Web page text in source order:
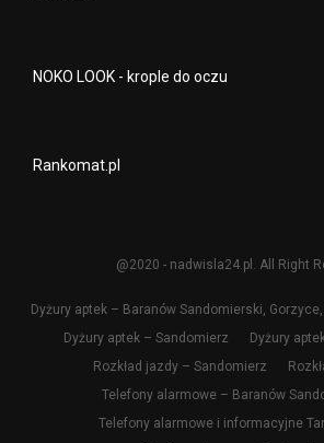
NOKO LOOK - krople do oczu
Rankomat.pl
@2020 - nadwisla24.pl. All Right
Dyżury aptek – Baranów Sandomierski, Gorzyce,
Dyżury aptek – Sandomierz
Dyżury
Rozkład jazdy – Sandomierz
Telefony alarmowe – Baranów
Telefony alarmowe i informacyjne